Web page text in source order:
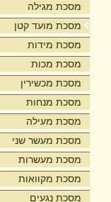
מסכת מגילה
מסכת מועד קטן
מסכת מידות
מסכת מכות
מסכת מכשירין
מסכת מנחות
מסכת מעילה
מסכת מעשר שני
מסכת מעשרות
מסכת מקוואות
מסכת נגעים